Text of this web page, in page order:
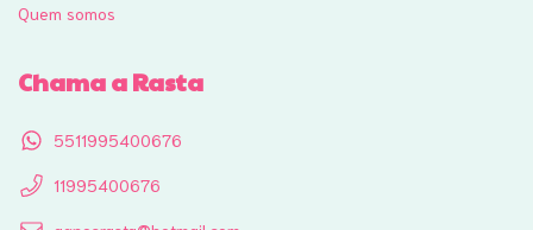
Quem somos
Chama a Rasta
5511995400676
11995400676